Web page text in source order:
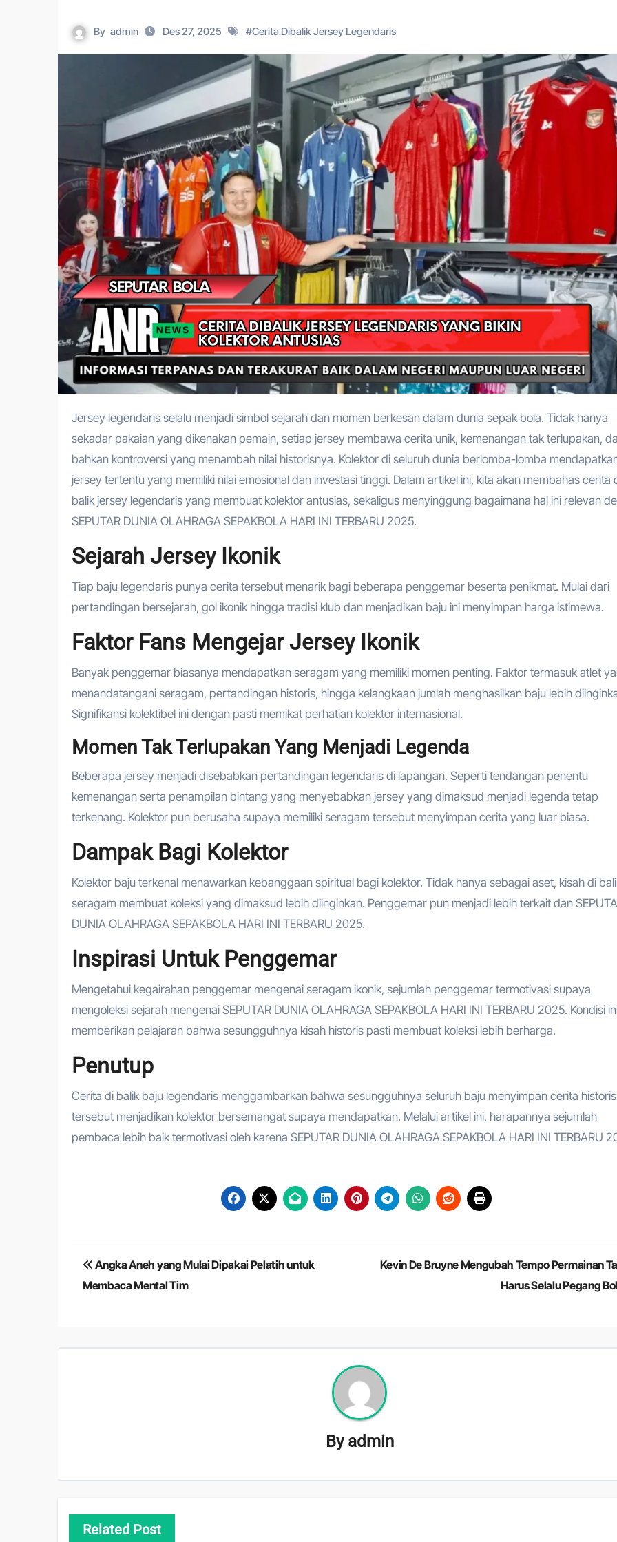
By admin Des 27, 2025 #Cerita Dibalik Jersey Legendaris
Jersey legendaris selalu menjadi simbol sejarah dan momen berkesan dalam dunia sepak bola. Tidak hanya
sekadar pakaian yang dikenakan pemain, setiap jersey membawa cerita unik, kemenangan tak terlupakan,
bahkan kontroversi yang menambah nilai historisnya. Kolektor di seluruh dunia berlomba-lomba
jersey tertentu yang memiliki nilai emosional dan investasi tinggi. Dalam artikel ini, kita akan membahas cerita
balik jersey legendaris yang membuat kolektor antusias, sekaligus menyinggung bagaimana hal ini relevan
SEPUTAR DUNIA OLAHRAGA SEPAKBOLA HARI INI TERBARU 2025.
Sejarah Jersey Ikonik
Tiap baju legendaris punya cerita tersebut menarik bagi beberapa penggemar beserta penikmat. Mulai dari
pertandingan bersejarah, gol ikonik hingga tradisi klub dan menjadikan baju ini menyimpan harga istimewa.
Faktor Fans Mengejar Jersey Ikonik
Banyak penggemar biasanya mendapatkan seragam yang memiliki momen penting. Faktor termasuk atlet
menandatangani seragam, pertandingan historis, hingga kelangkaan jumlah menghasilkan baju lebih
Signifikansi kolektibel ini dengan pasti memikat perhatian kolektor internasional.
Momen Tak Terlupakan Yang Menjadi Legenda
Beberapa jersey menjadi disebabkan pertandingan legendaris di lapangan. Seperti tendangan penentu
kemenangan serta penampilan bintang yang menyebabkan jersey yang dimaksud menjadi legenda tetap
terkenang. Kolektor pun berusaha supaya memiliki seragam tersebut menyimpan cerita yang luar biasa.
Dampak Bagi Kolektor
Kolektor baju terkenal menawarkan kebanggaan spiritual bagi kolektor. Tidak hanya sebagai aset, kisah di
seragam membuat koleksi yang dimaksud lebih diinginkan. Penggemar pun menjadi lebih terkait dan
DUNIA OLAHRAGA SEPAKBOLA HARI INI TERBARU 2025.
Inspirasi Untuk Penggemar
Mengetahui kegairahan penggemar mengenai seragam ikonik, sejumlah penggemar termotivasi supaya
mengoleksi sejarah mengenai SEPUTAR DUNIA OLAHRAGA SEPAKBOLA HARI INI TERBARU 2025. Kondisi
memberikan pelajaran bahwa sesungguhnya kisah historis pasti membuat koleksi lebih berharga.
Penutup
Cerita di balik baju legendaris menggambarkan bahwa sesungguhnya seluruh baju menyimpan cerita historis
tersebut menjadikan kolektor bersemangat supaya mendapatkan. Melalui artikel ini, harapannya sejumlah
pembaca lebih baik termotivasi oleh karena SEPUTAR DUNIA OLAHRAGA SEPAKBOLA HARI INI TERBARU
Navigasi
pos
Angka Aneh yang Mulai Dipakai Pelatih untuk
Membaca Mental Tim
Kevin De Bruyne Mengubah Tempo Permainan
Harus Selalu Pegang
By admin
Related Post